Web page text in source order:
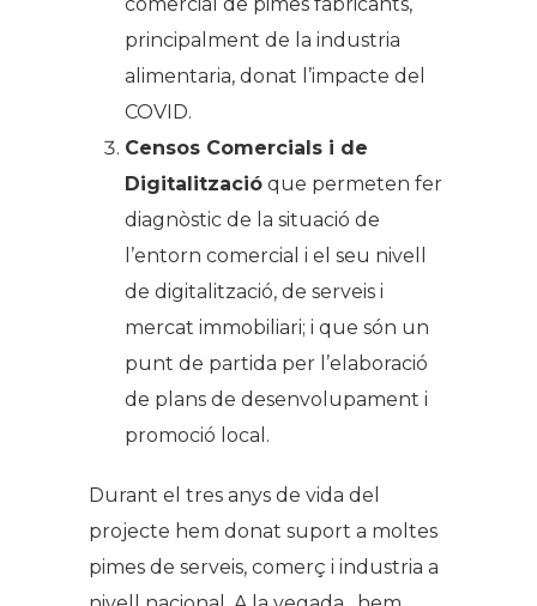
principalment de la industria
alimentaria, donat l’impacte del
COVID.
Censos Comercials i de
Digitalització que permeten fer
diagnòstic de la situació de
l’entorn comercial i el seu nivell
de digitalització, de serveis i
mercat immobiliari; i que són un
punt de partida per l’elaboració
de plans de desenvolupament i
promoció local.
Durant el tres anys de vida del
projecte hem donat suport a moltes
pimes de serveis, comerç i industria a